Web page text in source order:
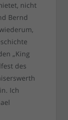
nicht
Bernd
„King
des
Ich